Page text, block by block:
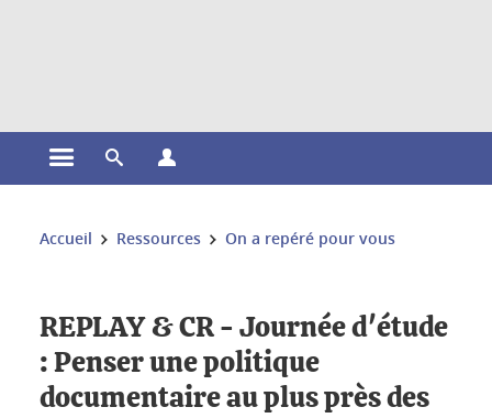
Ouvrir le menu principal
Ouvrir le moteur de recherche
Vous êtes ici :
Accueil Ressources On a repéré pour vous
REPLAY & CR - Journée d'étude
: Penser une politique
documentaire au plus près des